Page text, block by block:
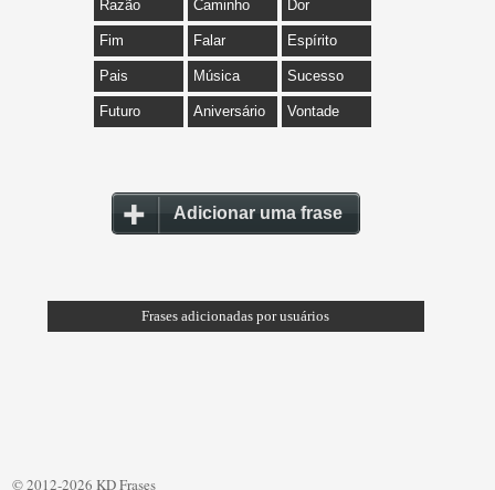
Razão Caminho Dor
Fim Falar Espírito
Pais Música Sucesso
Futuro Aniversário Vontade
Adicionar uma frase
Frases adicionadas por usuários
© 2012-2026 KD Frases